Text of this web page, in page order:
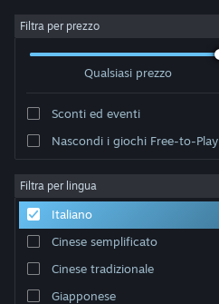
Accedi
Informazioni
Assistenza
Cambia la lingua
Filtra per prezzo
Qualsiasi prezzo
Sconti ed eventi
Nascondi i giochi Free-to-Play
Filtra per lingua
Italiano
Cinese semplificato
Cinese tradizionale
Giapponese
Sviluppatore: Aidan Baker
Ordina per Rilevanza